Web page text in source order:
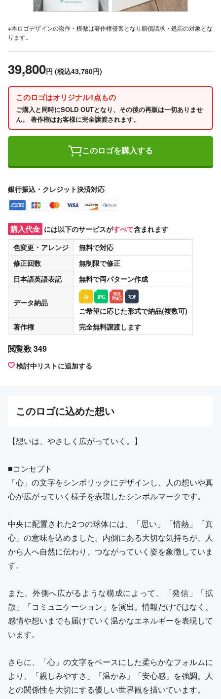
※本ロゴデザインの盗作・模倣は著作権侵害となり賠償請求・処罰の対象とな
ります。
39,800円 (税込43,780円)
このロゴはオリジナル1点もの
ご購入と同時にSOLD OUTとなり、その後の再販は一切ありませ
ん。 著作権はお客様に完全譲渡されます。
このロゴを購入する
銀行振込・クレジット決済対応
購入代金 には以下のサービスがすべて含まれます
色変更・アレンジ
無料で対応
修正回数
無制限で修正
日本語英語表記
無料で両パターン作成
データ納品
ご希望に応じた形式で納品(複数可)
著作権
完全無料譲渡します
閲覧数 349
検討中リストに追加する
このロゴに込めた想い
【想いは、やさしく広がっていく。】
■コンセプト
「心」の文字をシンボリックにデザインし、人の想いや真
心が広がっていく様子を表現したシンボルマークです。
中央に配置された2つの球体には、「思い」「情熱」「真
心」の意味を込めました。内側にある大切な気持ちが、人
から人へ自然に伝わり、つながっていく姿を象徴していま
す。
また、外側へ広がるような構成によって、「発信」「拡
散」「コミュニケーション」を演出。情報だけではなく、
感情や想いまでも届けていく温かなエネルギーを表現して
います。
さらに、「心」の文字をベースにした柔らかなフォルムに
より、「親しみやすさ」「温かみ」「安心感」を強調。人
との関係性を大切にする優しい世界観を描いています。